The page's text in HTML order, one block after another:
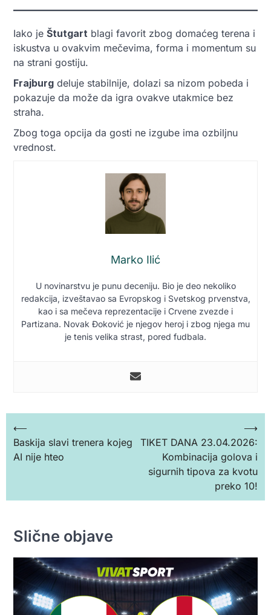
Iako je Štutgart blagi favorit zbog domaćeg terena i
iskustva u ovakvim mečevima, forma i momentum su
na strani gostiju.
Fraјburg deluje stabilnije, dolazi sa nizom pobeda i
pokazuje da može da igra ovakve utakmice bez
straha.
Zbog toga opcija da gosti ne izgube ima ozbiljnu
vrednost.
Marko Ilić
U novinarstvu je punu deceniju. Bio je deo nekoliko
redakcija, izveštavao sa Evropskog i Svetskog prvenstva,
kao i sa mečeva reprezentacije i Crvene zvezde i
Partizana. Novak Đoković je njegov heroj i zbog njega mu
je tenis velika strast, pored fudbala.
Кретање
чланка
⟵
Baskija slavi trenera kojeg
AI nije hteo
TIKET DANA 23.04.2026:
Kombinacija golova i
sigurnih tipova za kvotu
preko 10!
⟶
Slične objave